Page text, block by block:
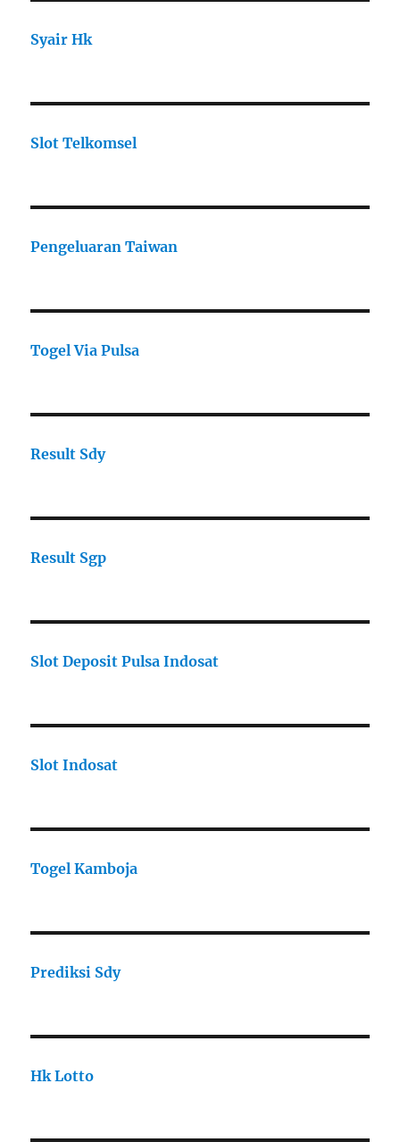
Syair Hk
Slot Telkomsel
Pengeluaran Taiwan
Togel Via Pulsa
Result Sdy
Result Sgp
Slot Deposit Pulsa Indosat
Slot Indosat
Togel Kamboja
Prediksi Sdy
Hk Lotto